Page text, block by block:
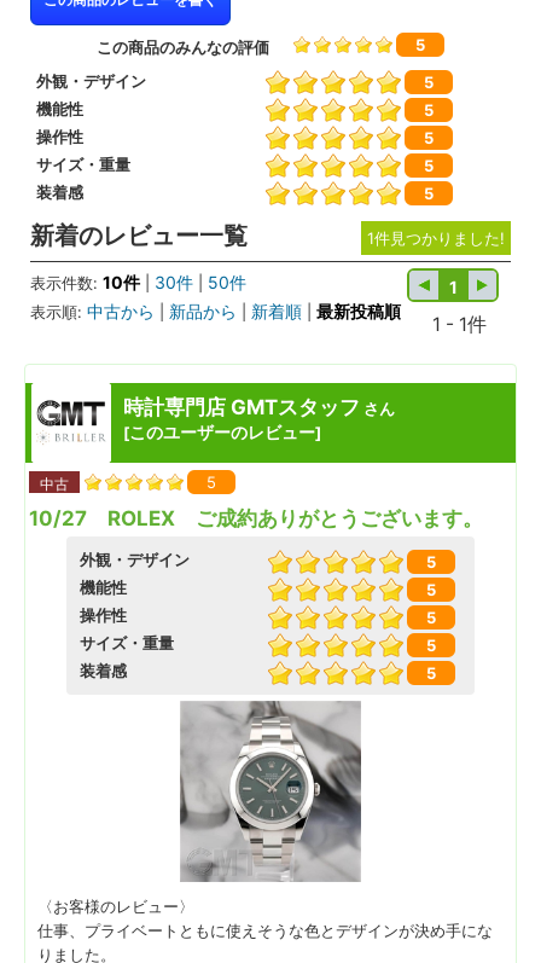
この商品のみんなの評価
5
外観・デザイン
5
機能性
5
操作性
5
サイズ・重量
5
装着感
5
新着のレビュー一覧 1件見つかりました!
表示件数: 10件| 30件 50件
表示順: 中古から 新品から 新着順 最新投稿順
1
1 - 1件
時計専門店 GMTスタッフ さん
[このユーザーのレビュー]
中古 5
10/27 ROLEX ご成約ありがとうございます。
外観・デザイン
5
機能性
5
操作性
5
サイズ・重量
5
装着感
5
〈お客様のレビュー〉
仕事、プライベートともに使えそうな色とデザインが決め手にな
りました。